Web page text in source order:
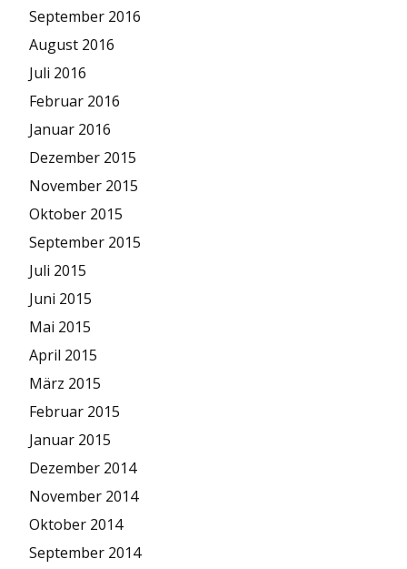
September 2016
August 2016
Juli 2016
Februar 2016
Januar 2016
Dezember 2015
November 2015
Oktober 2015
September 2015
Juli 2015
Juni 2015
Mai 2015
April 2015
März 2015
Februar 2015
Januar 2015
Dezember 2014
November 2014
Oktober 2014
September 2014